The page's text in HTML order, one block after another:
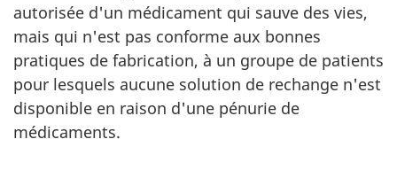
autorisée d'un médicament qui sauve des vies,
mais qui n'est pas conforme aux bonnes
pratiques de fabrication, à un groupe de patients
pour lesquels aucune solution de rechange n'est
disponible en raison d'une pénurie de
médicaments.